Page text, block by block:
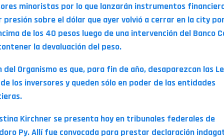
minoristas por lo que lanzarán instrumentos
sobre el dólar que ayer volvió a cerrar en la city
de los 40 pesos luego de una intervención del Banco
la devaluación del peso.
del Organismo es que, para fin de año, desaparezcan las
los inversores y queden sólo en poder de las entidades
Kirchner se presenta hoy en tribunales federales de
Py. Allí fue convocada para prestar declaración